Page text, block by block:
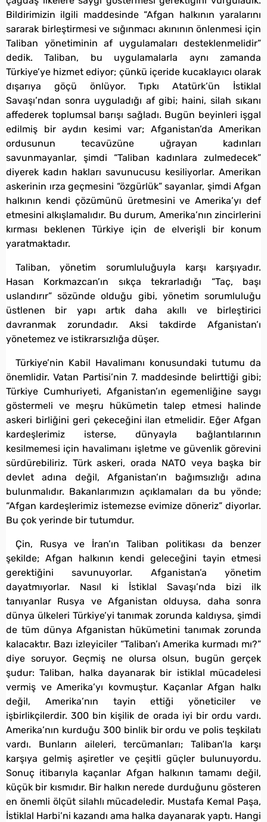
Bildirimizin ilgili maddesinde “Afgan halkının yaralarını
sararak birleştirmesi ve sığınmacı akınının önlenmesi için
Taliban yönetiminin af uygulamaları desteklenmelidir”
dedik. Taliban, bu uygulamalarla aynı zamanda
Türkiye’ye hizmet ediyor; çünkü içeride kucaklayıcı olarak
dışarıya göçü önlüyor. Tıpkı Atatürk’ün İstiklal
Savaşı’ndan sonra uyguladığı af gibi; haini, silah sıkanı
affederek toplumsal barışı sağladı. Bugün beyinleri işgal
edilmiş bir aydın kesimi var; Afganistan’da Amerikan
ordusunun tecavüzüne uğrayan kadınları
savunmayanlar, şimdi “Taliban kadınlara zulmedecek”
diyerek kadın hakları savunucusu kesiliyorlar. Amerikan
askerinin ırza geçmesini “özgürlük” sayanlar, şimdi Afgan
halkının kendi çözümünü üretmesini ve Amerika’yı def
etmesini alkışlamalıdır. Bu durum, Amerika’nın zincirlerini
kırması beklenen Türkiye için de elverişli bir konum
yaratmaktadır.
Taliban, yönetim sorumluluğuyla karşı karşıyadır.
Hasan Korkmazcan’ın sıkça tekrarladığı “Taç, başı
uslandırır” sözünde olduğu gibi, yönetim sorumluluğu
üstlenen bir yapı artık daha akıllı ve birleştirici
davranmak zorundadır. Aksi takdirde Afganistan’ı
yönetemez ve istikrarsızlığa düşer.
Türkiye’nin Kabil Havalimanı konusundaki tutumu da
önemlidir. Vatan Partisi’nin 7. maddesinde belirttiği gibi;
Türkiye Cumhuriyeti, Afganistan’ın egemenliğine saygı
göstermeli ve meşru hükümetin talep etmesi halinde
askeri birliğini geri çekeceğini ilan etmelidir. Eğer Afgan
kardeşlerimiz isterse, dünyayla bağlantılarının
kesilmemesi için havalimanı işletme ve güvenlik görevini
sürdürebiliriz. Türk askeri, orada NATO veya başka bir
devlet adına değil, Afganistan’ın bağımsızlığı adına
bulunmalıdır. Bakanlarımızın açıklamaları da bu yönde;
“Afgan kardeşlerimiz istemezse evimize döneriz” diyorlar.
Bu çok yerinde bir tutumdur.
Çin, Rusya ve İran’ın Taliban politikası da benzer
şekilde; Afgan halkının kendi geleceğini tayin etmesi
gerektiğini savunuyorlar. Afganistan’a yönetim
dayatmıyorlar. Nasıl ki İstiklal Savaşı’nda bizi ilk
tanıyanlar Rusya ve Afganistan olduysa, daha sonra
dünya ülkeleri Türkiye’yi tanımak zorunda kaldıysa, şimdi
de tüm dünya Afganistan hükümetini tanımak zorunda
kalacaktır. Bazı izleyiciler “Taliban’ı Amerika kurmadı mı?”
diye soruyor. Geçmiş ne olursa olsun, bugün gerçek
şudur: Taliban, halka dayanarak bir istiklal mücadelesi
vermiş ve Amerika’yı kovmuştur. Kaçanlar Afgan halkı
değil, Amerika’nın tayin ettiği yöneticiler ve
işbirlikçilerdir. 300 bin kişilik de orada iyi bir ordu vardı.
Amerika’nın kurduğu 300 binlik bir ordu ve polis teşkilatı
vardı. Bunların aileleri, tercümanları; Taliban’la karşı
karşıya gelmiş aşiretler ve çeşitli güçler bulunuyordu.
Sonuç itibarıyla kaçanlar Afgan halkının tamamı değil,
küçük bir kısmıdır. Bir halkın nerede durduğunu gösteren
en önemli ölçüt silahlı mücadeledir. Mustafa Kemal Paşa,
İstiklal Harbi’ni kazandı ama halka dayanarak yaptı. Hangi